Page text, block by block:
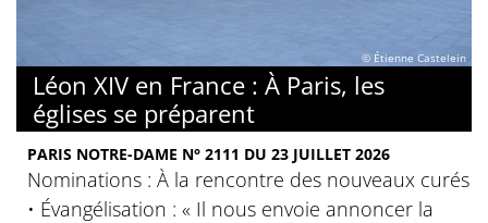
© Étienne Castelein
Léon XIV en France : À Paris, les
églises se préparent
PARIS NOTRE-DAME N° 2111 DU 23 JUILLET 2026
Nominations : À la rencontre des nouveaux curés
• Évangélisation : « Il nous envoie annoncer la